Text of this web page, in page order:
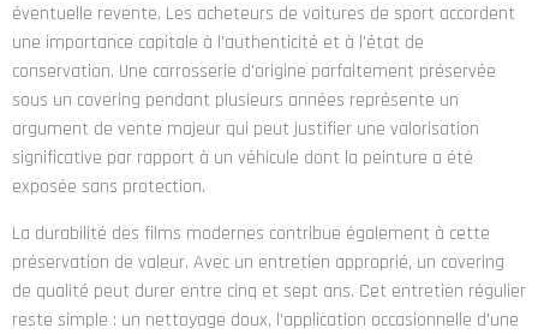
éventuelle revente. Les acheteurs de voitures de sport accordent
une importance capitale à l'authenticité et à l'état de
conservation. Une carrosserie d'origine parfaitement préservée
sous un covering pendant plusieurs années représente un
argument de vente majeur qui peut justifier une valorisation
significative par rapport à un véhicule dont la peinture a été
exposée sans protection.
La durabilité des films modernes contribue également à cette
préservation de valeur. Avec un entretien approprié, un covering
de qualité peut durer entre cinq et sept ans. Cet entretien régulier
reste simple : un nettoyage doux, l'application occasionnelle d'une